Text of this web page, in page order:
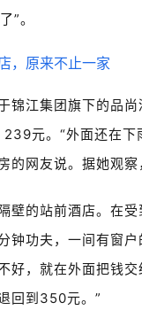
”。
锦江集团旗下的品
元。“外面还在
的网友说。据她观
壁的站前酒店。在
钟功夫，一间有窗
好，就在外面把钱
回到350元。”